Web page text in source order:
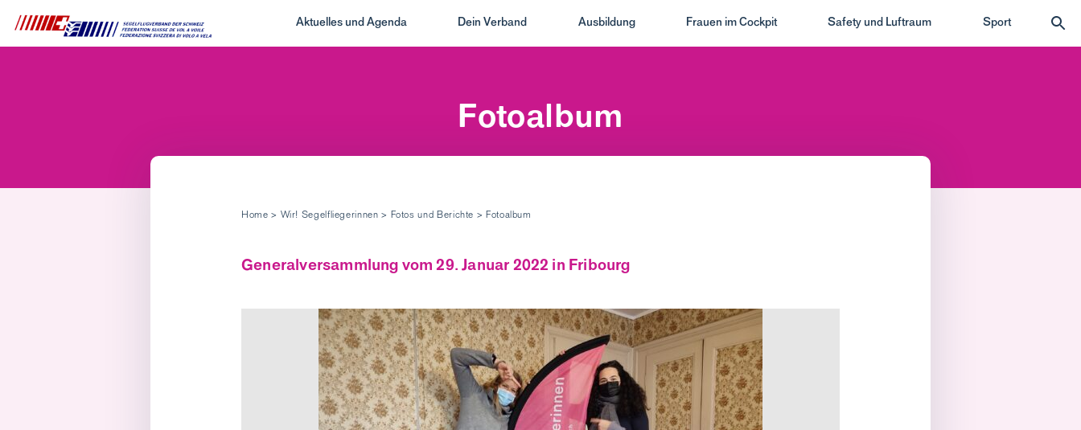
Aktuelles und Agenda Dein Verband Ausbildung Frauen im Cockpit Safety und Luftraum Sport
Fotoalbum
Home > Wir! Segelfliegerinnen > Fotos und Berichte > Fotoalbum
Generalversammlung vom 29. Januar 2022 in Fribourg